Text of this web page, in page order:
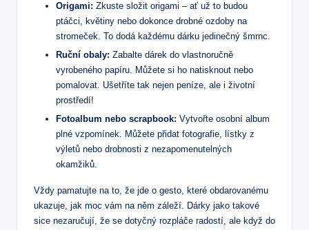
Origami: Zkuste složit origami – ať už to budou
ptáčci, květiny nebo dokonce drobné ozdoby na
stromeček. To dodá každému dárku jedinečný šmrnc.
Ruční obaly: Zabalte dárek do vlastnoručně
vyrobeného papíru. Můžete si ho natisknout nebo
pomalovat. Ušetříte tak nejen peníze, ale i životní
prostředí!
Fotoalbum nebo scrapbook: Vytvořte osobní album
plné vzpomínek. Můžete přidat fotografie, lístky z
výletů nebo drobnosti z nezapomenutelných
okamžiků.
Vždy pamatujte na to, že jde o gesto, které obdarovanému
ukazuje, jak moc vám na něm záleží. Dárky jako takové
sice nezaručují, že se dotyčný rozpláče radostí, ale když do